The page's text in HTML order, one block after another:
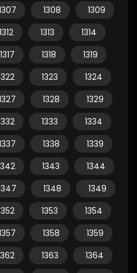
1308
1309
1312 1313
1314
1317 1318
1319
1323
1324
1328
1329
1333
1334
1338
1339
1343
1344
1348
1349
1353
1354
1358
1359
1363
1364